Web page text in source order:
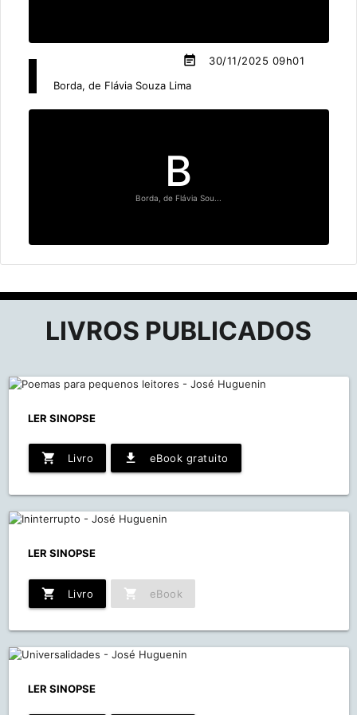
event_note
30/11/2025 09h01
Borda, de Flávia Souza Lima
B
Borda, de Flávia Sou...
LIVROS PUBLICADOS
LER SINOPSE
shopping_cart Livro file_download eBook gratuito
LER SINOPSE
shopping_cart Livro shopping_cart eBook
LER SINOPSE